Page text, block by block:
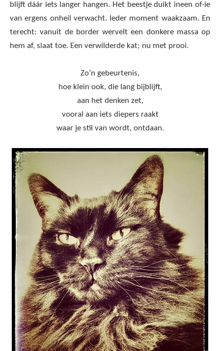
blijft dáár iets langer hangen. Het beestje duikt ineen of-ie
van ergens onheil verwacht. Ieder moment waakzaam. En
terecht: vanuit de border wervelt een donkere massa op
hem af, slaat toe. Een verwilderde kat; nu met prooi.
Zo’n gebeurtenis,
hoe klein ook, die lang bijblijft,
aan het denken zet,
vooral aan iets diepers raakt
waar je stil van wordt, ontdaan.